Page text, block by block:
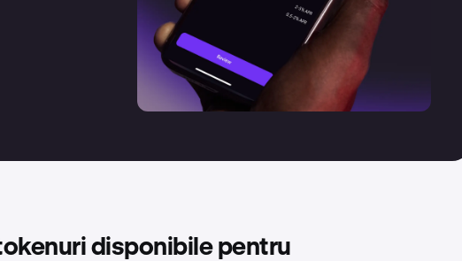
disponibile pentru